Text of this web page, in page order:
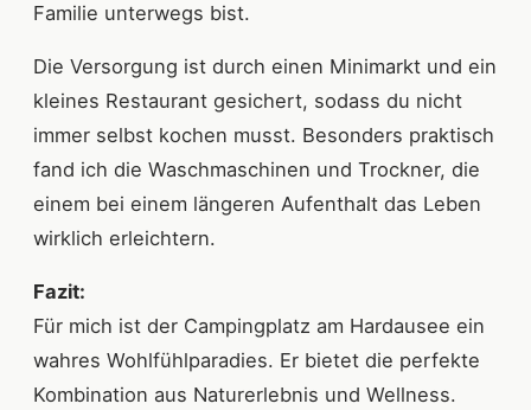
Familie unterwegs bist.
Die Versorgung ist durch einen Minimarkt und ein
kleines Restaurant gesichert, sodass du nicht
immer selbst kochen musst. Besonders praktisch
fand ich die Waschmaschinen und Trockner, die
einem bei einem längeren Aufenthalt das Leben
wirklich erleichtern.
Fazit:
Für mich ist der Campingplatz am Hardausee ein
wahres Wohlfühlparadies. Er bietet die perfekte
Kombination aus Naturerlebnis und Wellness.